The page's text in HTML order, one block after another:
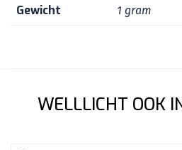
Gewicht 1 gram
WELLLICHT OOK